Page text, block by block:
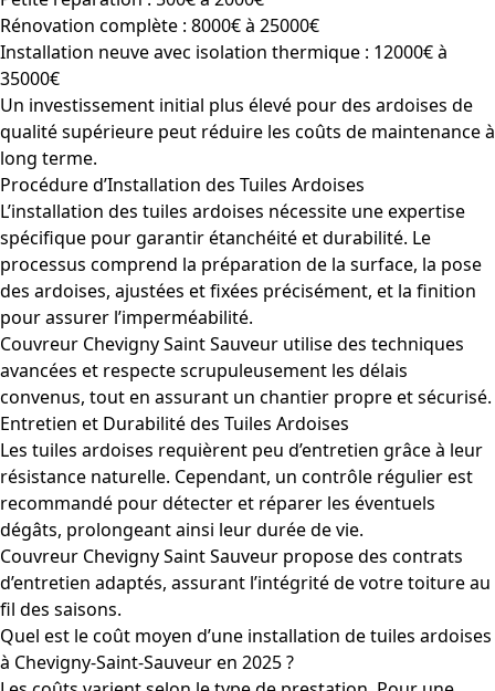
Rénovation complète : 8000€ à 25000€
Installation neuve avec isolation thermique : 12000€ à
35000€
Un investissement initial plus élevé pour des ardoises de
qualité supérieure peut réduire les coûts de maintenance à
long terme.
Procédure d’Installation des Tuiles Ardoises
L’installation des tuiles ardoises nécessite une expertise
spécifique pour garantir étanchéité et durabilité. Le
processus comprend la préparation de la surface, la pose
des ardoises, ajustées et fixées précisément, et la finition
pour assurer l’imperméabilité.
Couvreur Chevigny Saint Sauveur utilise des techniques
avancées et respecte scrupuleusement les délais
convenus, tout en assurant un chantier propre et sécurisé.
Entretien et Durabilité des Tuiles Ardoises
Les tuiles ardoises requièrent peu d’entretien grâce à leur
résistance naturelle. Cependant, un contrôle régulier est
recommandé pour détecter et réparer les éventuels
dégâts, prolongeant ainsi leur durée de vie.
Couvreur Chevigny Saint Sauveur propose des contrats
d’entretien adaptés, assurant l’intégrité de votre toiture au
fil des saisons.
Quel est le coût moyen d’une installation de tuiles ardoises
à Chevigny-Saint-Sauveur en 2025 ?